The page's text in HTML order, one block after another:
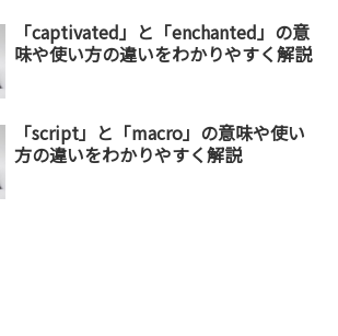
「captivated」と「enchanted」の意
味や使い方の違いをわかりやすく解説
「script」と「macro」の意味や使い
方の違いをわかりやすく解説